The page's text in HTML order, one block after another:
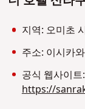
지역: 오미초
주소: 이시카
공식 웹사이트:
https://